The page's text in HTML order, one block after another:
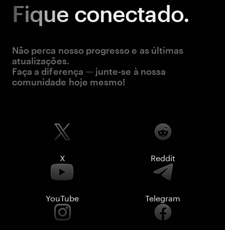
Fique conectado.
Não perca nosso progresso e as últimas
atualizações.
Faça a diferença — junte-se à nossa
comunidade hoje mesmo!
X Reddit
YouTube Telegram